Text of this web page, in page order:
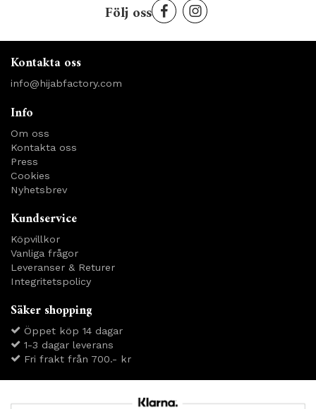
Följ oss
Kontakta oss
info@hijabfactory.com
Info
Om oss
Kontakta oss
Press
Cookies
Nyhetsbrev
Kundservice
Köpvillkor
Vanliga frågor
Leveranser & Returer
Integritetspolicy
Säker shopping
Öppet köp 14 dagar
1-3 dagar leverans
Fri frakt från 700.- kr